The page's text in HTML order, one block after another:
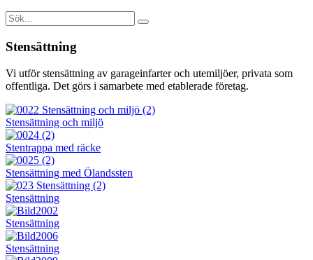
Stensättning
Vi utför stensättning av garageinfarter och utemiljöer, privata som
offentliga. Det görs i samarbete med etablerade företag.
Stensättning och miljö
Stentrappa med räcke
Stensättning med Ölandssten
Stensättning
Stensättning
Stensättning